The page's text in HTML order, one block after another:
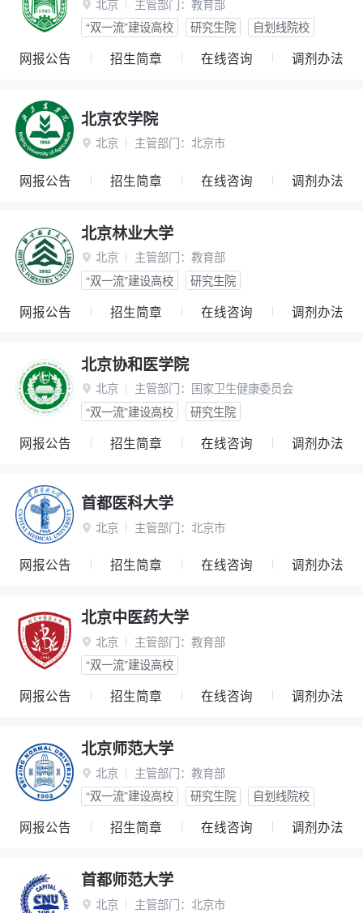
 北京 主管部门： 教育部
“双一流”建设高校
研究生院 自划线院校
网报公告 招生简章 在线咨询 调剂办法
北京农学院
 北京 主管部门： 北京市
网报公告 招生简章 在线咨询 调剂办法
北京林业大学
 北京 主管部门： 教育部
“双一流”建设高校
研究生院
网报公告 招生简章 在线咨询 调剂办法
北京协和医学院
 北京 主管部门： 国家卫生健康委员会
“双一流”建设高校
研究生院
网报公告 招生简章 在线咨询 调剂办法
首都医科大学
 北京 主管部门： 北京市
网报公告 招生简章 在线咨询 调剂办法
北京中医药大学
 北京 主管部门： 教育部
“双一流”建设高校
网报公告 招生简章 在线咨询 调剂办法
北京师范大学
 北京 主管部门： 教育部
“双一流”建设高校
研究生院 自划线院校
网报公告 招生简章 在线咨询 调剂办法
首都师范大学
 北京 主管部门： 北京市